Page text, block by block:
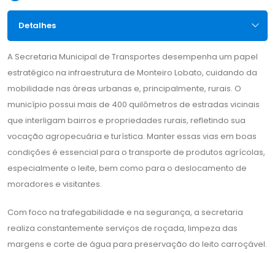
Detalhes
A Secretaria Municipal de Transportes desempenha um papel
estratégico na infraestrutura de Monteiro Lobato, cuidando da
mobilidade nas áreas urbanas e, principalmente, rurais. O
município possui mais de 400 quilômetros de estradas vicinais
que interligam bairros e propriedades rurais, refletindo sua
vocação agropecuária e turística. Manter essas vias em boas
condições é essencial para o transporte de produtos agrícolas,
especialmente o leite, bem como para o deslocamento de
moradores e visitantes.
Com foco na trafegabilidade e na segurança, a secretaria
realiza constantemente serviços de roçada, limpeza das
margens e corte de água para preservação do leito carroçável.